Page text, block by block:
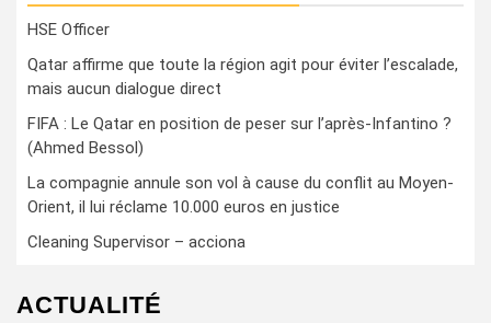
HSE Officer
Qatar affirme que toute la région agit pour éviter l’escalade,
mais aucun dialogue direct
FIFA : Le Qatar en position de peser sur l’après-Infantino ?
(Ahmed Bessol)
La compagnie annule son vol à cause du conflit au Moyen-
Orient, il lui réclame 10.000 euros en justice
Cleaning Supervisor – acciona
ACTUALITÉ